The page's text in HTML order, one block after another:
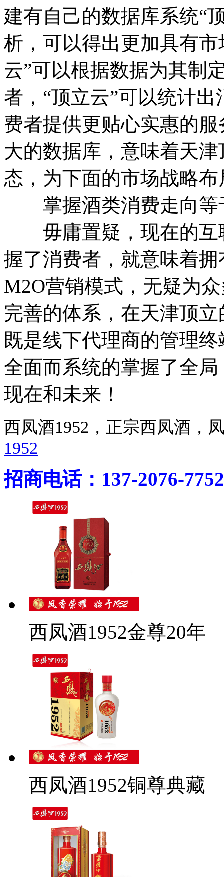
建有自己的数据库系统“
析，可以得出更加具有
云”可以根据数据为其制
者，“顶立云”可以统计
费者提供更贴心实惠的
大的数据库，意味着天
态，为下面的市场战略
掌握酒类消费走向等
毋庸置疑，现在的互
握了消费者，就意味着
M2O营销模式，无疑为
完善的体系，在天津顶
既是线下代理商的管理
全面而系统的掌握了全
现在和未来！
西凤酒1952，正宗西凤酒
1952
招商电话：137-2076-7752
西凤酒1952金尊20年
西凤酒1952铜尊典藏